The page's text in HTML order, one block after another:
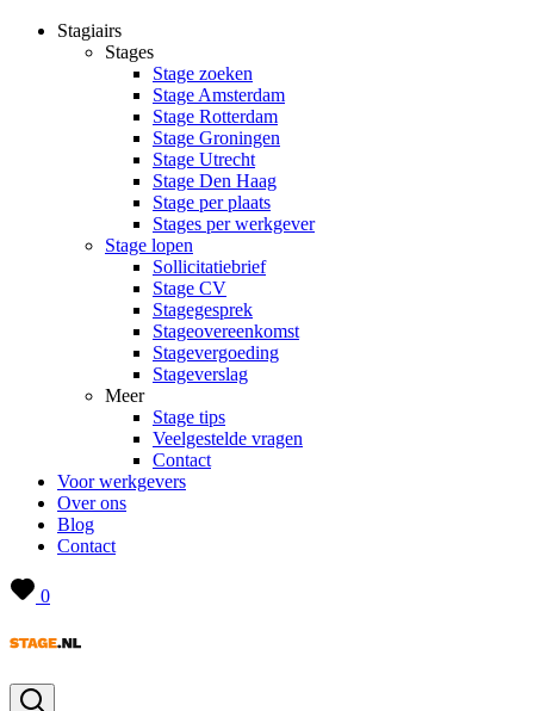
Stagiairs
Stages
Stage zoeken
Stage Amsterdam
Stage Rotterdam
Stage Groningen
Stage Utrecht
Stage Den Haag
Stage per plaats
Stages per werkgever
Stage lopen
Sollicitatiebrief
Stage CV
Stagegesprek
Stageovereenkomst
Stagevergoeding
Stageverslag
Meer
Stage tips
Veelgestelde vragen
Contact
Voor werkgevers
Over ons
Blog
Contact
0